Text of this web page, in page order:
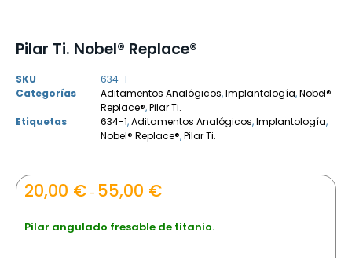
Pilar Ti. Nobel® Replace®
SKU
634-1
Categorías
Aditamentos Analógicos,Implantología,Nobel®
Replace®,Pilar Ti.
Etiquetas
634-1,Aditamentos Analógicos,Implantología,
Nobel® Replace®,Pilar Ti.
20,00 €– 55,00 €
Pilar angulado fresable de titanio.